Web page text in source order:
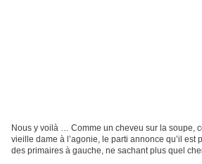
Nous y voilà … Comme un cheveu sur la soupe,
vieille dame à l’agonie, le parti annonce qu’il est
des primaires à gauche, ne sachant plus quel